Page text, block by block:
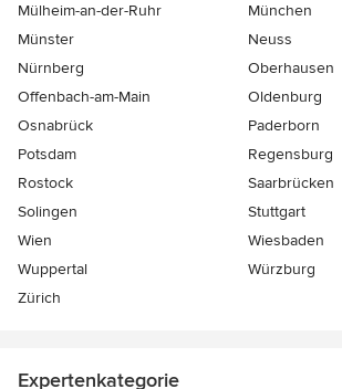
Mülheim-an-der-Ruhr
München
Münster
Neuss
Nürnberg
Oberhausen
Offenbach-am-Main
Oldenburg
Osnabrück
Paderborn
Potsdam
Regensburg
Rostock
Saarbrücken
Solingen
Stuttgart
Wien
Wiesbaden
Wuppertal
Würzburg
Zürich
Expertenkategorie